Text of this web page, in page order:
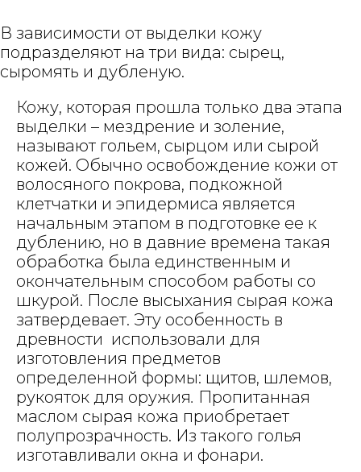
В зависимости от выделки кожу
подразделяют на три вида: сырец,
сыромять и дубленую.
Кожу, которая прошла только два этапа
выделки – мездрение и золение,
называют гольем, сырцом или сырой
кожей. Обычно освобождение кожи от
волосяного покрова, подкожной
клетчатки и эпидермиса является
начальным этапом в подготовке ее к
дублению, но в давние времена такая
обработка была единственным и
окончательным способом работы со
шкурой. После высыхания сырая кожа
затвердевает. Эту особенность в
древности использовали для
изготовления предметов
определенной формы: щитов, шлемов,
рукояток для оружия. Пропитанная
маслом сырая кожа приобретает
полупрозрачность. Из такого голья
изготавливали окна и фонари.